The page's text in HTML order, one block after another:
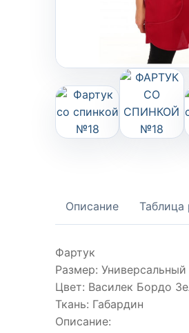
Описание
Фартук
Размер: Универсальный
Цвет: Василек Бордо
Ткань: Габардин
Описание: